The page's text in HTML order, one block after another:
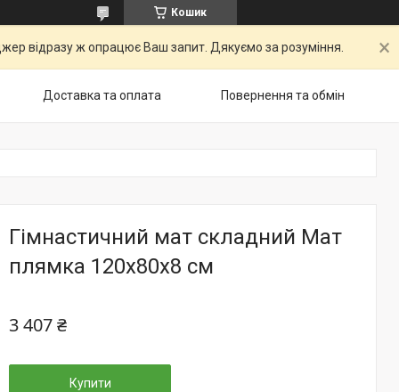
Кошик
відразу ж опрацює Ваш запит. Дякуємо за розуміння.
Доставка та оплата Повернення та обмін
Гімнастичний мат складний Мат
плямка 120х80x8 см
3 407 ₴
Купити